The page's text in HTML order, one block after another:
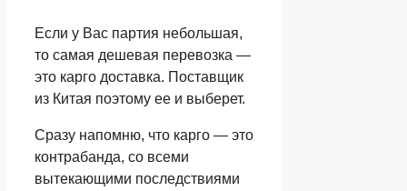
Если у Вас партия небольшая,
то самая дешевая перевозка —
это карго доставка. Поставщик
из Китая поэтому ее и выберет.
Сразу напомню, что карго — это
контрабанда, со всеми
вытекающими последствиями